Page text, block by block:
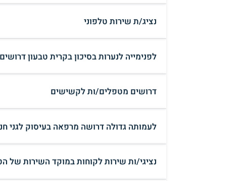
נציג/ת שירות טלפוני
לפנימייה לנערות בסיכון בקרית טבעון
דרושים מטפלים/ות לקשישים
לעמותה גדולה דרושה מרפאה בעיסוק לגני
נציגי/ות שירות לקוחות במוקד השירות של